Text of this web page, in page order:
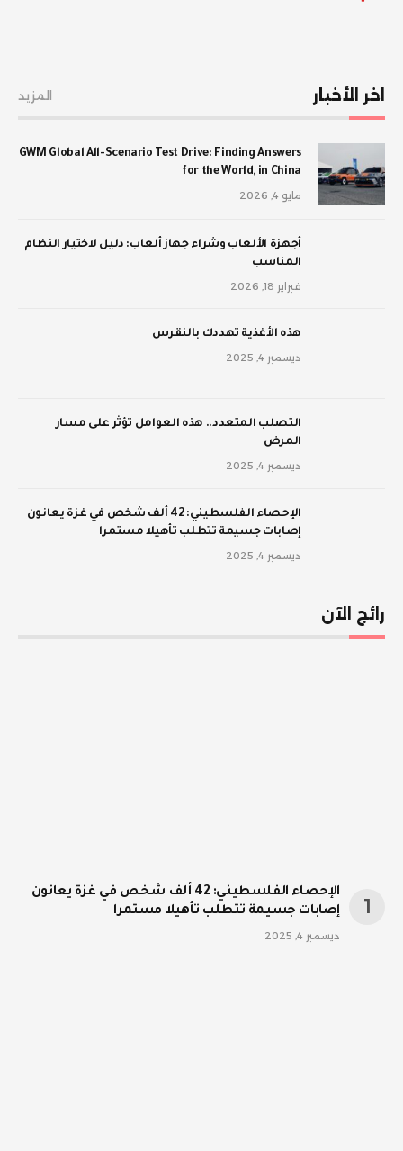
اخر الأخبار المزيد
GWM Global All-Scenario Test Drive: Finding Answers
for the World, in China
مايو 4, 2026
أجهزة الألعاب وشراء جهاز ألعاب: دليل لاختيار النظام
المناسب
فبراير 18, 2026
‫هذه الأغذية تهددك بالنقرس
ديسمبر 4, 2025
‫التصلب المتعدد.. هذه العوامل تؤثر على مسار
المرض
ديسمبر 4, 2025
الإحصاء الفلسطيني: 42 ألف شخص في غزة يعانون
إصابات جسيمة تتطلب تأهيلا مستمرا
ديسمبر 4, 2025
رائج الآن
الإحصاء الفلسطيني: 42 ألف شخص في غزة يعانون
إصابات جسيمة تتطلب تأهيلا مستمرا
ديسمبر 4, 2025